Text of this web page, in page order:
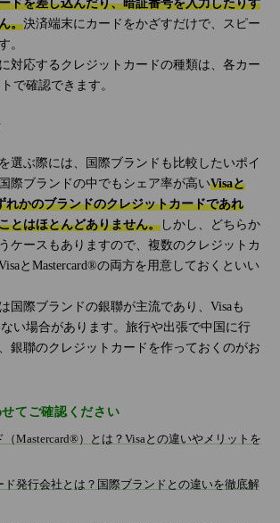
ドを差し込んだり、暗証番号を入力したりす
。決済端末にカードをかざすだけで、スピー
。
対応するクレジットカードの種類は、各カー
で確認できます。
選ぶ際には、国際ブランドも比較したいポイ
際ブランドの中でもシェア率が高いVisaと
れかのブランドのクレジットカードであれ
とはほとんどありません。 しかし、どちらか
ケースもありますので、複数のクレジットカ
とMastercard®の両方を用意しておくといい
国際ブランドの銀聯が主流であり、Visaも
い場合があります。旅行や出張で中国に行
銀聯のクレジットカードを作っておくのがお
てご確認ください
（Mastercard®）とは？Visaとの違いやメリットを
ド発行会社とは？国際ブランドとの違いを徹底解